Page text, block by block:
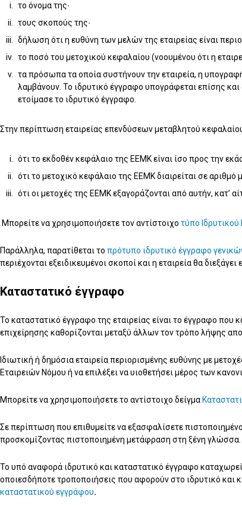
το όνομα της∙
τους σκοπούς της∙
δήλωση ότι η ευθύνη των μελών της εταιρείας είναι
το ποσό του μετοχικού κεφαλαίου (νοουμένου ότι η
τα πρόσωπα τα οποία συστήνουν την εταιρεία, η
λαμβάνουν. Το ιδρυτικό έγγραφο υπογράφεται επίσης
ετοίμασε το ιδρυτικό έγγραφο.
Στην περίπτωση εταιρείας επενδύσεων μεταβλητού
ότι το εκδοθέν κεφάλαιο της ΕΕΜΚ είναι ίσο προς την
ότι το μετοχικό κεφάλαιο της ΕΕΜΚ διαιρείται σε
ότι οι μετοχές της ΕΕΜΚ εξαγοράζονται από αυτήν, κατ’
Μπορείτε να χρησιμοποιήσετε τον αντίστοιχο τύπο
Παράλληλα, παρατίθεται το πρότυπο ιδρυτικό έγγραφο
περιέχονται εξειδικευμένοι σκοποί και η εταιρεία θα
Καταστατικό έγγραφο
Το καταστατικό έγγραφο της εταιρείας είναι το έγγραφο που
επιχείρησης καθορίζονται μεταξύ άλλων τον τρόπο λήψης
Ιδιωτική ή δημόσια εταιρεία περιορισμένης ευθύνης με
Εταιρειών Νόμου ή να επιλέξει να υιοθετήσει μέρος των
Μπορείτε να χρησιμοποιήσετε το αντίστοιχο δείγμα
Σε περίπτωση που επιθυμείτε να εξασφαλίσετε
προσκομίζοντας πιστοποιημένη μετάφραση στη ξένη γλώσσα.
Το υπό αναφορά ιδρυτικό και καταστατικό έγγραφο
οποιεσδήποτε τροποποιήσεις που αφορούν στο ιδρυτικό και
καταστατικού εγγράφου.